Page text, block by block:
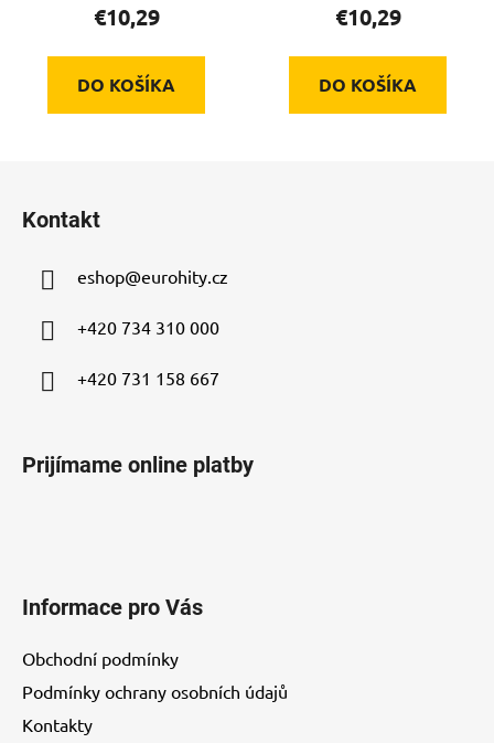
€10,29
DO KOŠÍKA
€10,29
DO KOŠÍKA
Kontakt
eshop@eurohity.cz
+420 734 310 000
+420 731 158 667
Prijímame online platby
Informace pro Vás
Obchodní podmínky
Podmínky ochrany osobních údajů
Kontakty